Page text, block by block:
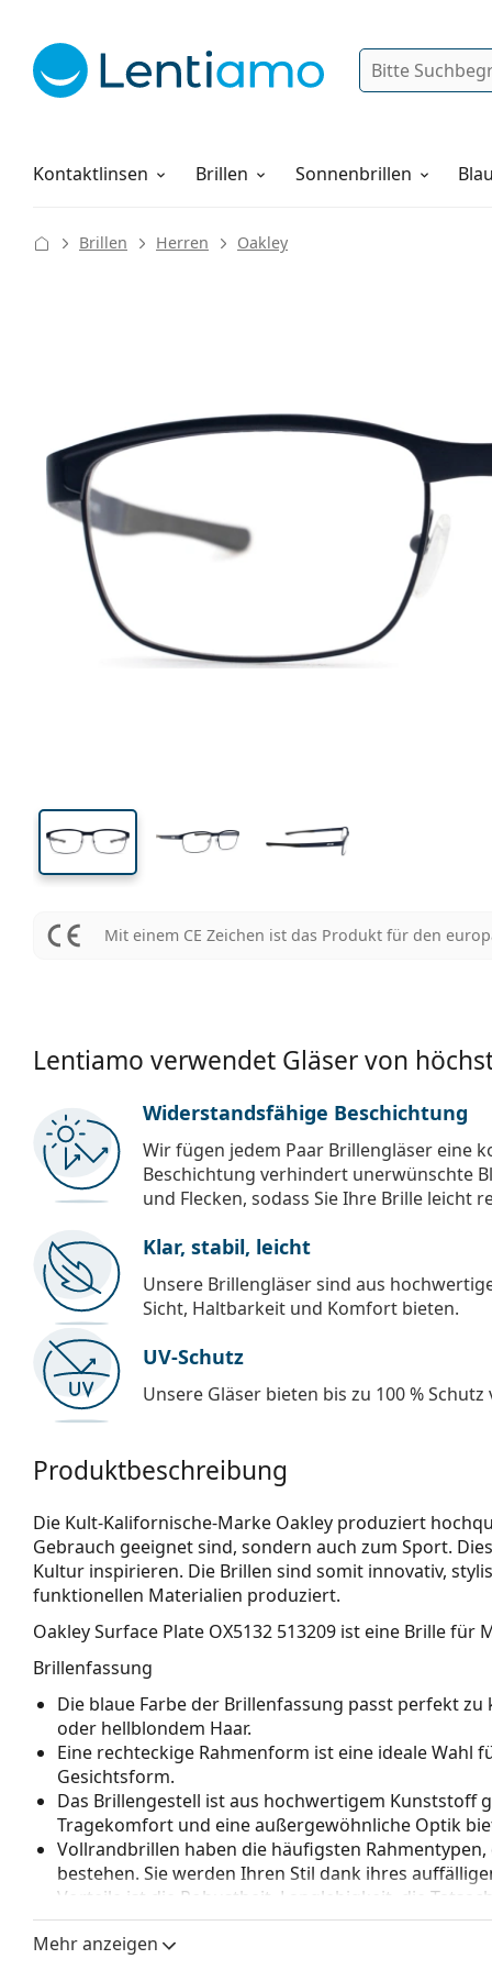
Suche
Kontaktlinsen
Pflegemittel Brillen Sonnenbrillen
Alles über den Einkauf
Brillen Herren Oakley
Mit einem CE Zeichen ist das Produkt für den
Lentiamo verwendet Gläser von
Widerstandsfähige Beschichtung
Wir fügen jedem Paar Brillengläser eine
Beschichtung verhindert unerwünschte
und Flecken, sodass Sie Ihre Brille leicht
Klar, stabil, leicht
Unsere Brillengläser sind aus
Sicht, Haltbarkeit und Komfort bieten.
UV-Schutz
Unsere Gläser bieten bis zu 100 %
Produktbeschreibung
Die Kult-Kalifornische-Marke Oakley produziert
Gebrauch geeignet sind, sondern auch zum Sport.
Kultur inspirieren. Die Brillen sind somit innovativ,
funktionellen Materialien produziert.
Oakley Surface Plate OX5132 513209 ist eine Brille für
Brillenfassung
Die blaue Farbe der Brillenfassung passt perfekt
oder hellblondem Haar.
Eine rechteckige Rahmenform ist eine ideale Wahl
Gesichtsform.
Das Brillengestell ist aus hochwertigem Kunststoff
Tragekomfort und eine außergewöhnliche Optik
Vollrandbrillen haben die häufigsten
bestehen. Sie werden Ihren Stil dank ihres
Vorteile ist die Robustheit, Langlebigkeit, die
vor allem ihr Schutz vor Beschädigungen. Dieser
Gläser mit höherer optischer Leistung.
Mehr anzeigen